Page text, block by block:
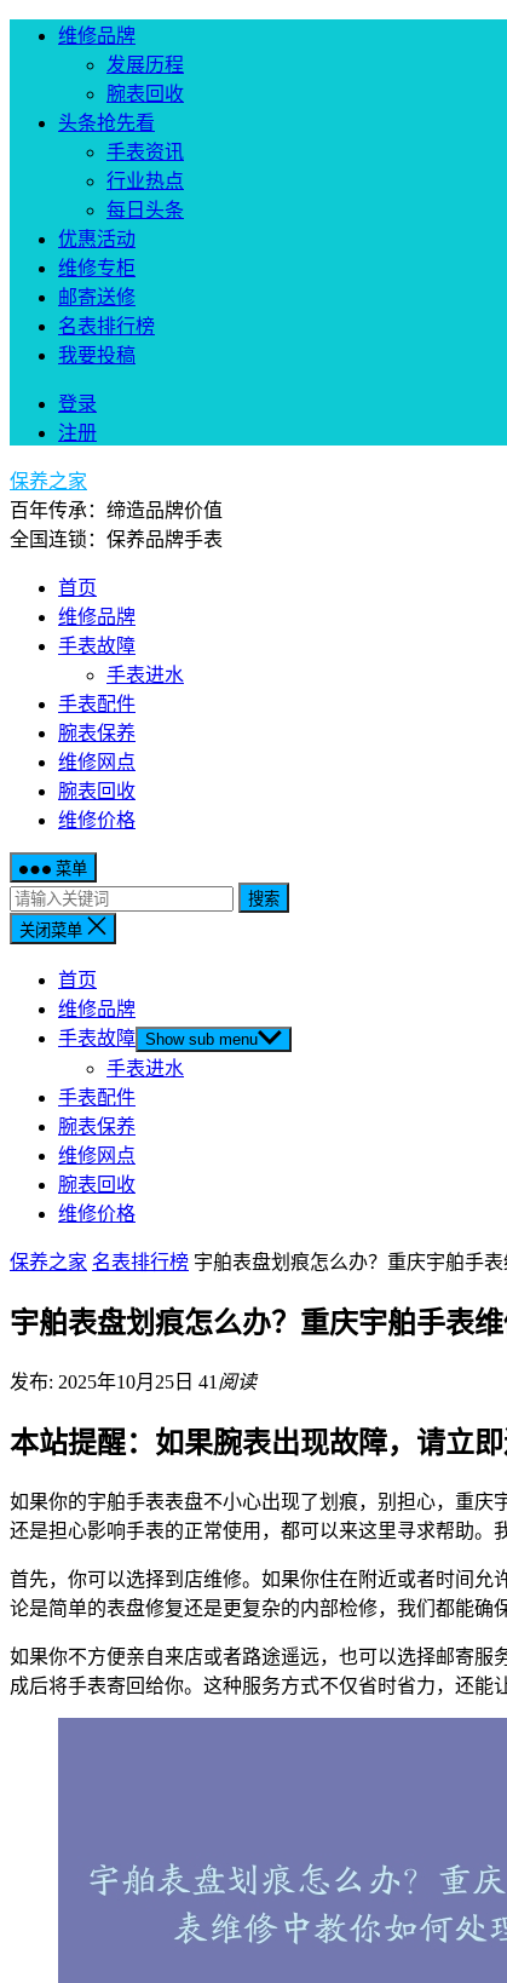
维修品牌
发展历程
腕表回收
头条抢先看
手表资讯
行业热点
每日头条
优惠活动
维修专柜
邮寄送修
名表排行榜
我要投稿
登录
注册
保养之家
百年传承：缔造品牌价值
全国连锁：保养品牌手表
首页
维修品牌
手表故障
手表进水
手表配件
腕表保养
维修网点
腕表回收
维修价格
菜单
搜索
关闭菜单
首页
维修品牌
手表故障 Show sub menu
手表进水
手表配件
腕表保养
维修网点
腕表回收
维修价格
保养之家 名表排行榜 宇舶表盘划痕怎么办？重庆宇舶手
宇舶表盘划痕怎么办？重庆宇舶手表
发布: 2025年10月25日 41 阅读
本站提醒：如果腕表出现故障，请立
如果你的宇舶手表表盘不小心出现了划痕，别担心，重庆
还是担心影响手表的正常使用，都可以来这里寻求帮助。
首先，你可以选择到店维修。如果你住在附近或者时间
论是简单的表盘修复还是更复杂的内部检修，我们都能确
如果你不方便亲自来店或者路途遥远，也可以选择邮寄
成后将手表寄回给你。这种服务方式不仅省时省力，还能